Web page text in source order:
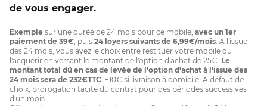
de vous engager.
Exemple sur une durée de 24 mois pour ce mobile, avec un 1er
paiement de 39€ , puis 24 loyers suivants de 6,99€/mois . A l'issue
des 24 mois, vous avez le choix entre restituer votre mobile ou
l'acquérir en versant le montant de l'option d'achat de 25€. Le
montant total dû en cas de levée de l'option d'achat à l'issue des
24 mois sera de 232€TTC . +10€ si livraison à domicile. A défaut de
choix, prorogation tacite du contrat pour des périodes successives
d'un mois.